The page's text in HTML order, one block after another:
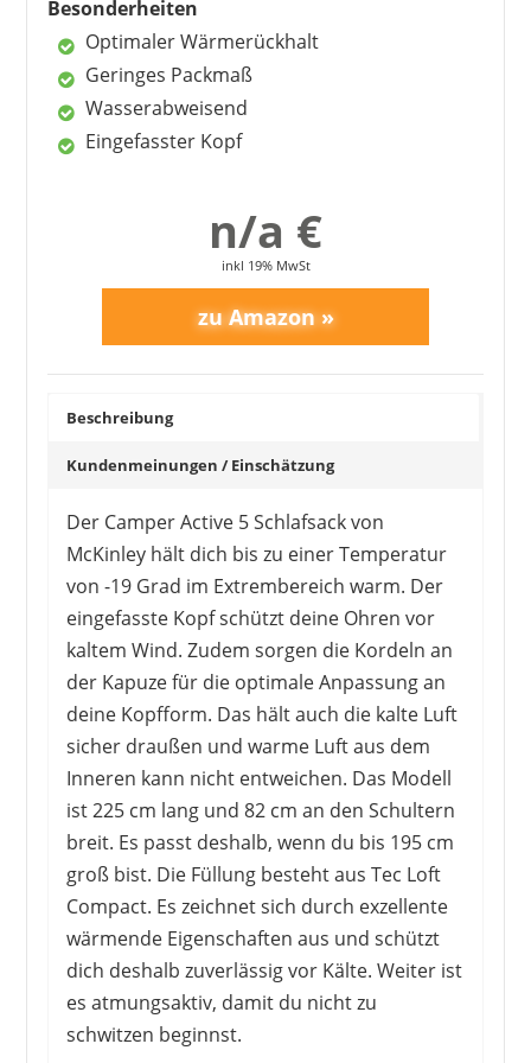
44,99 €
MC KINLEY
29,99 €*
FAQ – häufig gestellte Fragen zu
McKinley Schlafsäcken
7 Weiterführende Inhalte
Besonderheiten
Optimaler Wärmerückhalt
Geringes Packmaß
Wasserabweisend
Eingefasster Kopf
n/a €
inkl 19% MwSt
Beschreibung
Kundenmeinungen / Einschätzung
Der Camper Active 5 Schlafsack von
McKinley hält dich bis zu einer Temperatur
von -19 Grad im Extrembereich warm. Der
eingefasste Kopf schützt deine Ohren vor
kaltem Wind. Zudem sorgen die Kordeln an
der Kapuze für die optimale Anpassung an
deine Kopfform. Das hält auch die kalte Luft
sicher draußen und warme Luft aus dem
Inneren kann nicht entweichen. Das Modell
ist 225 cm lang und 82 cm an den Schultern
breit. Es passt deshalb, wenn du bis 195 cm
groß bist. Die Füllung besteht aus Tec Loft
Compact. Es zeichnet sich durch exzellente
wärmende Eigenschaften aus und schützt
dich deshalb zuverlässig vor Kälte. Weiter ist
es atmungsaktiv, damit du nicht zu
schwitzen beginnst.